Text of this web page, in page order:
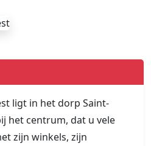
ligt in het dorp Saint-
het centrum, dat u vele
zijn winkels, zijn